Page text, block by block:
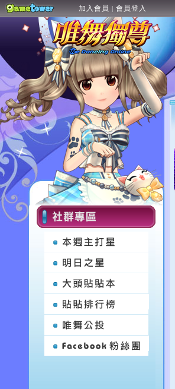
加入會員 | 會員登入